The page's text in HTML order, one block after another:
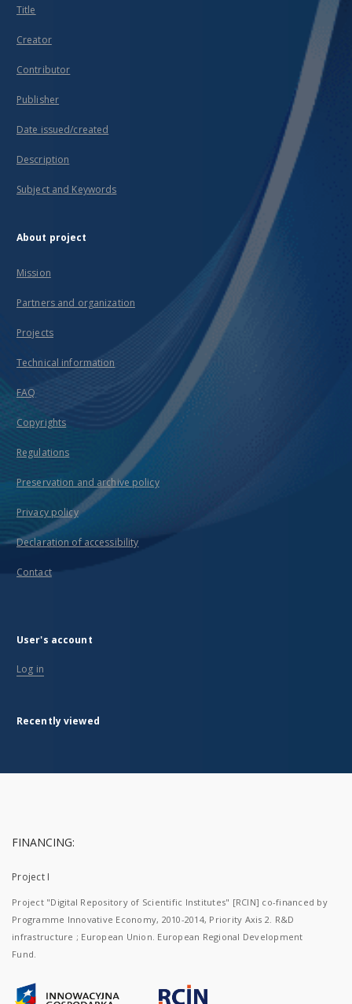
Title
Creator
Contributor
Publisher
Date issued/created
Description
Subject and Keywords
About project
Mission
Partners and organization
Projects
Technical information
FAQ
Copyrights
Regulations
Preservation and archive policy
Privacy policy
Declaration of accessibility
Contact
User's account
Log in
Recently viewed
FINANCING:
Project I
Project "Digital Repository of Scientific Institutes" [RCIN] co-financed by
Programme Innovative Economy, 2010-2014, Priority Axis 2. R&D
infrastructure ; European Union. European Regional Development
Fund.